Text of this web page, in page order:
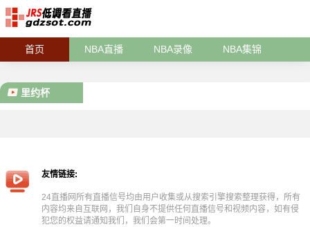
首页 NBA直播 NBA录像 NBA集锦
里约杯
友情链接:
24直播网所有直播信号均由用户收集或从搜索引擎搜索整理获得，所有
内容均来自互联网，我们自身不提供任何直播信号和视频内容，如有侵
犯您的权益请通知我们，我们会第一时间处理。